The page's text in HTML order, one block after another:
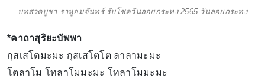
บทสวดบูชา ราหูอมจันทร์ รับโชควันลอยกระทง 2565 วันลอยกระทง
*คาถาสุริยะบัพพา
กุสเสโตมะมะ กุสเสโตโต ลาลามะมะ
โตลาโม โทลาโมมะมะ โทลาโมมะมะ